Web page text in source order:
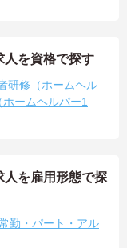
人を資格で探す
研修（ホームヘル
ームヘルパー1
人を雇用形態で探
勤・パート・アル